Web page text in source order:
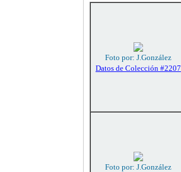
Foto por: J.González
Datos de Colección #2207
Foto por: J.González